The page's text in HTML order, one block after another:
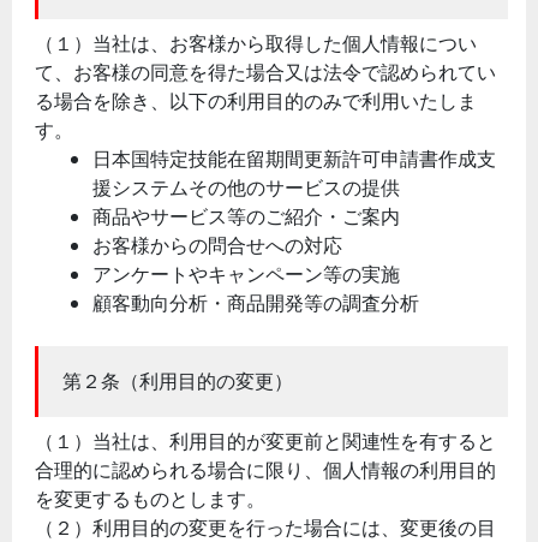
（１）当社は、お客様から取得した個人情報につい
て、お客様の同意を得た場合又は法令で認められてい
る場合を除き、以下の利用目的のみで利用いたしま
す。
日本国特定技能在留期間更新許可申請書作成支
援システムその他のサービスの提供
商品やサービス等のご紹介・ご案内
お客様からの問合せへの対応
アンケートやキャンペーン等の実施
顧客動向分析・商品開発等の調査分析
第２条（利用目的の変更）
（１）当社は、利用目的が変更前と関連性を有すると
合理的に認められる場合に限り、個人情報の利用目的
を変更するものとします。
（２）利用目的の変更を行った場合には、変更後の目